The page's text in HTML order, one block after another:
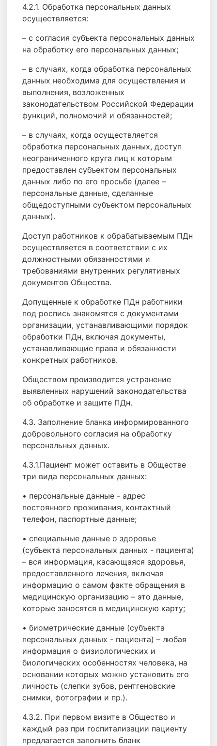
4.2.1. Обработка персональных данных
осуществляется:
– с согласия субъекта персональных данных
на обработку его персональных данных;
– в случаях, когда обработка персональных
данных необходима для осуществления и
выполнения, возложенных
законодательством Российской Федерации
функций, полномочий и обязанностей;
– в случаях, когда осуществляется
обработка персональных данных, доступ
неограниченного круга лиц к которым
предоставлен субъектом персональных
данных либо по его просьбе (далее –
персональные данные, сделанные
общедоступными субъектом персональных
данных).
Доступ работников к обрабатываемым ПДн
осуществляется в соответствии с их
должностными обязанностями и
требованиями внутренних регулятивных
документов Общества.
Допущенные к обработке ПДн работники
под роспись знакомятся с документами
организации, устанавливающими порядок
обработки ПДн, включая документы,
устанавливающие права и обязанности
конкретных работников.
Обществом производится устранение
выявленных нарушений законодательства
об обработке и защите ПДн.
4.3. Заполнение бланка информированного
добровольного согласия на обработку
персональных данных.
4.3.1.Пациент может оставить в Обществе
три вида персональных данных:
• персональные данные - адрес
постоянного проживания, контактный
телефон, паспортные данные;
• специальные данные о здоровье
(субъекта персональных данных - пациента)
– вся информация, касающаяся здоровья,
предоставленного лечения, включая
информацию о самом факте обращения в
медицинскую организацию – это данные,
которые заносятся в медицинскую карту;
• биометрические данные (субъекта
персональных данных - пациента) – любая
информация о физиологических и
биологических особенностях человека, на
основании которых можно установить его
личность (слепки зубов, рентгеновские
снимки, фотографии и пр.).
4.3.2. При первом визите в Общество и
каждый раз при госпитализации пациенту
предлагается заполнить бланк